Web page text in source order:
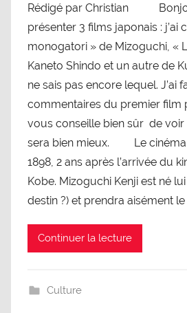
Rédigé par Christian
présenter 3 films japonais : j’ai
monogatori » de Mizoguchi, «
Kaneto Shindo et un autre de
ne sais pas encore lequel. J’ai
commentaires du premier film
vous conseille bien sûr de voir
sera bien mieux. Le cinéma
1898, 2 ans après l’arrivée du
Kobe. Mizoguchi Kenji est né
destin ?) et prendra aisément
Continuer la lecture
Culture